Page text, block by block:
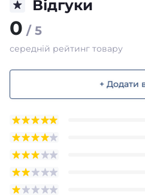
Відгуки
0 / 5
середній рейтинг товару
+ Додати